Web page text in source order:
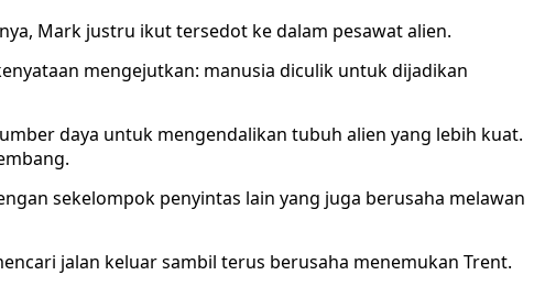
Mark justru ikut tersedot ke dalam pesawat alien.
mengejutkan: manusia diculik untuk dijadikan
daya untuk mengendalikan tubuh alien yang lebih kuat.
sekelompok penyintas lain yang juga berusaha melawan
jalan keluar sambil terus berusaha menemukan Trent.